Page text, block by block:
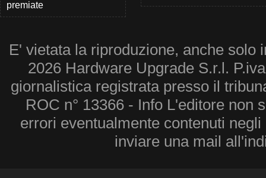
premiate
E' vietata la riproduzione, anche solo
2026 Hardware Upgrade S.r.l.
giornalistica registrata presso il
ROC n° 13366 - Info L'editore non
errori eventualmente contenuti
inviare una mail